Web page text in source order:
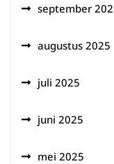
september
augustus 2025
juli 2025
juni 2025
mei 2025